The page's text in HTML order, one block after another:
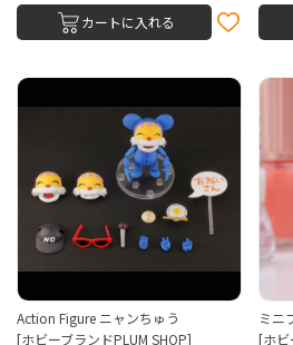
カートに入れる
Action Figure ニャンちゅう
[ホビーブランドPLUM SHOP]
ミニ
[ホビ